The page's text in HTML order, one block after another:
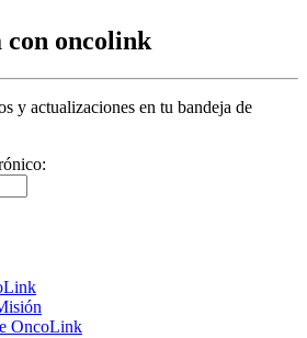
oncolink
y actualizaciones en tu bandeja de
OncoLink